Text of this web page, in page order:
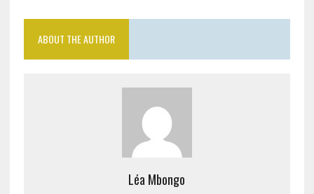
ABOUT THE AUTHOR
Léa Mbongo